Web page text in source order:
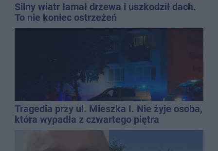
Silny wiatr łamał drzewa i uszkodził dach.
To nie koniec ostrzeżeń
Tragedia przy ul. Mieszka I. Nie żyje osoba,
która wypadła z czwartego piętra